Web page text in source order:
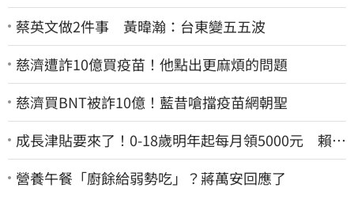
蔡英文做2件事 黃暐瀚：台東變五五波
慈濟遭詐10億買疫苗！他點出更麻煩的問題
慈濟買BNT被詐10億！藍昔嗆擋疫苗網朝聖
成長津貼要來了！0-18歲明年起每月領5000元 賴清
德：此時不生更待何時
營養午餐「廚餘給弱勢吃」？蔣萬安回應了